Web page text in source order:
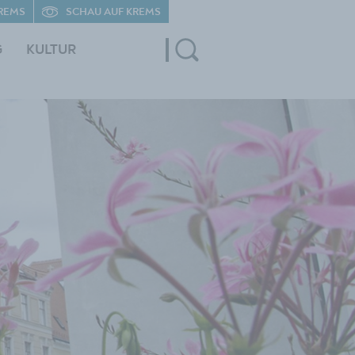
KULTUR
SCHAU AUF KREMS